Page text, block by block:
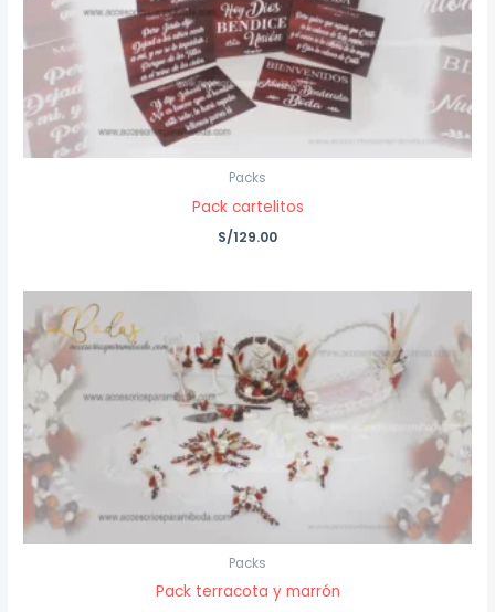
Packs
Pack cartelitos
S/129.00
Packs
Pack terracota y marrón